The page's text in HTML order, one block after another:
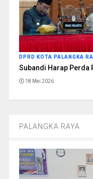
DPRD KOTA PALANGKA
Subandi Harap Perda
18 Mei 2026
PALANGKA RAYA